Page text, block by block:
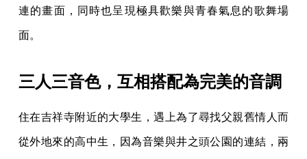
連的畫面，同時也呈現極具歡樂與青春氣息的歌舞場
面。
三人三音色，互相搭配為完美的音調
住在吉祥寺附近的大學生，遇上為了尋找父親舊情人而
從外地來的高中生，因為音樂與井之頭公園的連結，兩